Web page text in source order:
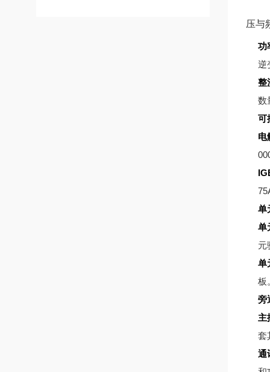
压与
功
逆
整
数
可
电
单
单
元
单
板
旁
主
套
通